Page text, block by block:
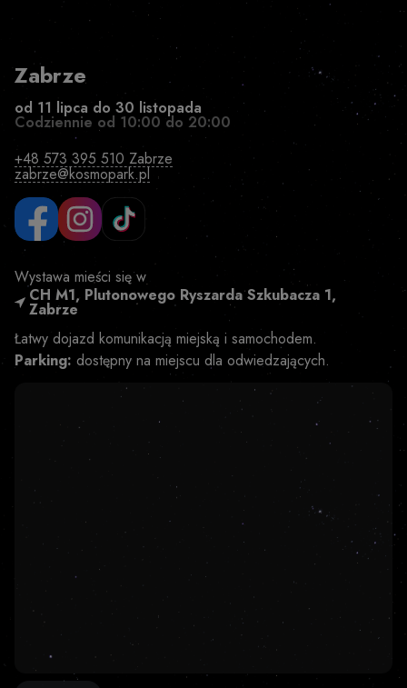
Zabrze
od 11 lipca do 30 listopada
Codziennie od 10:00 do 20:00
+48 573 395 510 Zabrze
zabrze@kosmopark.pl
Wystawa mieści się w
CH M1, Plutonowego Ryszarda Szkubacza 1,
Zabrze
Łatwy dojazd komunikacją miejską i samochodem.
Parking: dostępny na miejscu dla odwiedzających.